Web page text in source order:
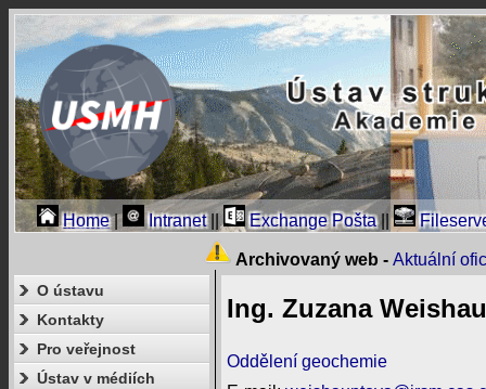
Home| Intranet|| Exchange Pošta ||
Archivovaný web - Aktuální
O ústavu
Kontakty
Pro veřejnost
Ústav v médiích
Ing. Zuzana
Oddělení geochemie